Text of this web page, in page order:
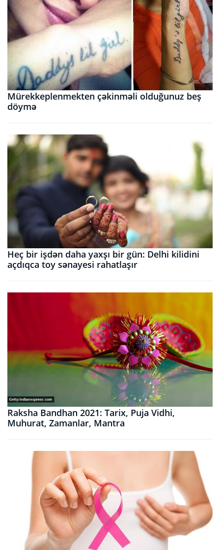
Mürekkeplenmekten çəkinməli olduğunuz beş
döymə
Heç bir işdən daha yaxşı bir gün: Delhi kilidini
açdıqca toy sənayesi rahatlaşır
Raksha Bandhan 2021: Tarix, Puja Vidhi,
Muhurat, Zamanlar, Mantra